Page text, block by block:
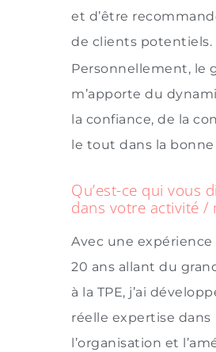
et d’être
de clients potentiels.
Personnellement, le
m’apporte du
la confiance, de la
le tout dans la
Qu’est-ce qui vous
dans votre activité /
Avec une
20 ans allant du
à la TPE, j’ai
réelle expertise dans
l’organisation et